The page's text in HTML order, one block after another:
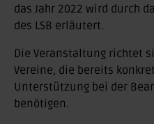
das Jahr 2022 wird durch
des LSB erläutert.
Die Veranstaltung richtet
Vereine, die bereits
Unterstützung bei der
benötigen.